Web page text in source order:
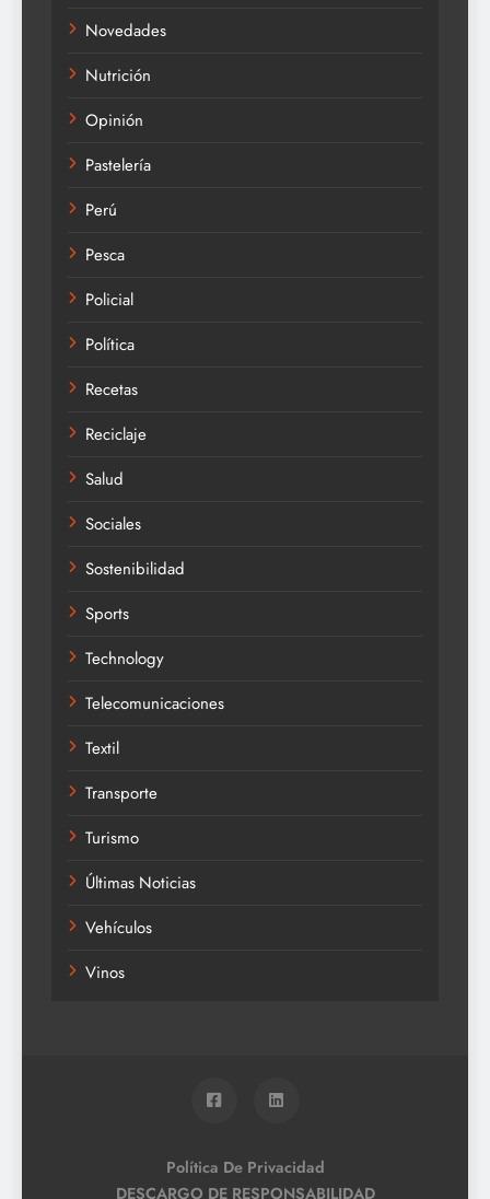
Novedades
Nutrición
Opinión
Pastelería
Perú
Pesca
Policial
Política
Recetas
Reciclaje
Salud
Sociales
Sostenibilidad
Sports
Technology
Telecomunicaciones
Textil
Transporte
Turismo
Últimas Noticias
Vehículos
Vinos
Política De Privacidad
DESCARGO DE RESPONSABILIDAD